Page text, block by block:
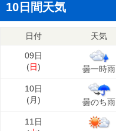
10日間天気
日付 天気
09日
(日) 曇一時雨
10日
(月) 曇のち雨
11日